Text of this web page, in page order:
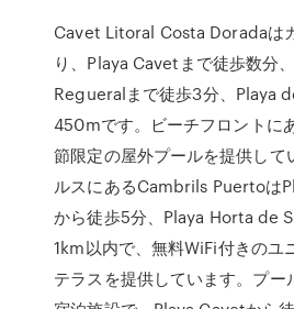
Cavet Litoral Costa Doradaは
り、Playa Cavetまで徒歩数分
Regueralまで徒歩3分、Playa
450mです。ビーチフロントに
節限定の屋外プールを提供して
ルスにあるCambrils Puertoは
から徒歩5分、Playa Horta de
1km以内で、無料WiFi付きのユ
テラスを提供しています。プー